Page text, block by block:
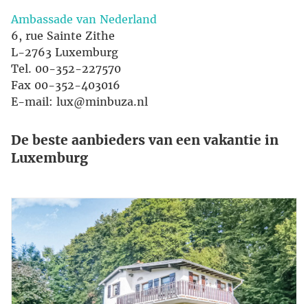
Ambassade van Nederland
6, rue Sainte Zithe
L-2763 Luxemburg
Tel. 00-352-227570
Fax 00-352-403016
E-mail: lux@minbuza.nl
De beste aanbieders van een vakantie in
Luxemburg